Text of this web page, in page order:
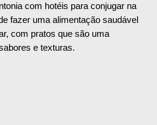
com hotéis para conjugar na
fazer uma alimentação saudável
com pratos que são uma
e texturas.